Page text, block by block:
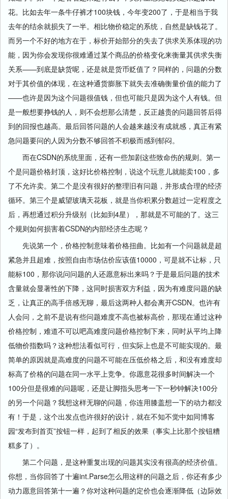
花。比如去年一条牛仔裤才100块钱，今年变200了，于是相当于我
去年的结余就损失了一半。相比物价稳定的系统，自然是缺钱花了。
而另一个不好的地方在于，标价开始部分的失去了供求关系体现的功
能，因为你会发现你很难通过某个商品的价格变化来衡量其供求失衡
关系——到底是缺货呢，还是就是货币贬值了？同样的，问题的分数
对于其价值的体现，在这种通货膨胀下就失去准确衡量价值的能力了
——也许是因为这个问题很值钱，但也可能只是因为这个人有钱。但
是一般想要挣钱的人，则不会想那么清楚，反正越贵的问题回答后得
到的回报也越高。最后回答问题的人会越来越没有成就感，真正有紧
急问题要问的人因为分数不够回答不积极而感到郁闷。
而在CSDN的系统里面，还有一些加剧这些致命伤的规则。第一
个是问题价格封顶，这好比价格控制，说这个玩意儿就能卖100，多
了不允许卖。第二个是没有很好的整理旧有问题，并形成合理的经济
循环。第三个是威望玻璃天花板，就是当你积累分数超过一定程度之
后，再想通过积分升级别（比如到4星），那就是不可能的了。这三
个规则如何损害着CSDN的内部经济生态呢？
先说第一个，价格控制意味着价格扭曲。比如有一个问题就是超
紧急并且超难，按照自由市场估价应该值10000，可是就不让标，只
能标100，那你说问问题的人还愿意标出来吗？于是最后问题的技术
含量就会显著性的下降，这同时损害双方利益，因为有难度问题的缺
乏，让真正的高手倍感无聊，最后这两种人都会离开CSDN。也许有
人会问，之前不是说有些问题难度不高也被标高价，那现在通过这种
价格控制，难道不可以吧高难度问题价格控制下来，同时从平均上降
低物价指数吗？这种想法看似可行，但实际上也是不可能实现的。最
简单的原因就是高难度的问题不可能在压低价格之后，和没有难度却
标高了价格的问题在同一水平上竞争。你愿意花很多时间解决一个
100分但是很难的问题呢，还是让脚指头思考一下一秒钟解决100分
的另一个问题？我想这样无聊的问题，你连用膝盖想一下的动力都没
有！于是，这个出发点也许很好的设计，就在不知不觉中如同博客
园“发布到首页”按钮一样，起到了相反的效果（事实上比那个按钮糟
糕多了）。
第二个问题，是这种重复出现的问题其实没有很高的经济价值。
你想，当你回答了十遍int.Parse怎么用这样的问题之后，你还有多少
动力愿意回答第十一遍？你对这种问题的定价也会逐渐降低（边际效